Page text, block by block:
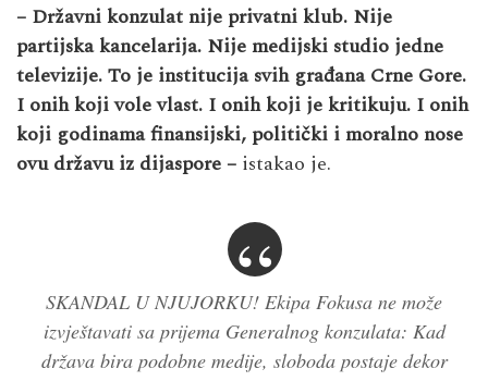
– Državni konzulat nije privatni klub. Nije
partijska kancelarija. Nije medijski studio jedne
televizije. To je institucija svih građana Crne Gore.
I onih koji vole vlast. I onih koji je kritikuju. I onih
koji godinama finansijski, politički i moralno nose
ovu državu iz dijaspore – istakao je.
SKANDAL U NJUJORKU! Ekipa Fokusa ne može
izvještavati sa prijema Generalnog konzulata: Kad
država bira podobne medije, sloboda postaje dekor